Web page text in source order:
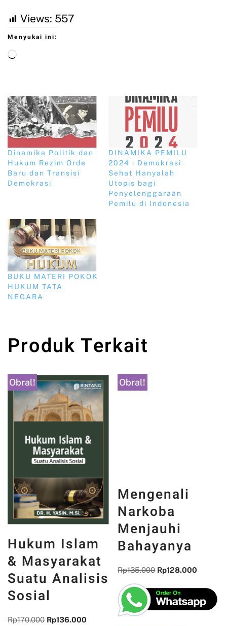
Views: 557
Menyukai ini:
Dinamika Politik dan
Hukum Rezim Orde
Baru dan Transisi
Demokrasi
DINAMIKA PEMILU
2024 : Demokrasi
Sehat Hanyalah
Utopis bagi
Penyelenggaraan
Pemilu di Indonesia
BUKU MATERI POKOK
HUKUM TATA
NEGARA
Produk Terkait
Obral!
Hukum Islam
& Masyarakat
Suatu Analisis
Sosial
Rp170.000 Rp136.000
Obral!
Mengenali
Narkoba
Menjauhi
Bahayanya
Rp135.000 Rp128.000